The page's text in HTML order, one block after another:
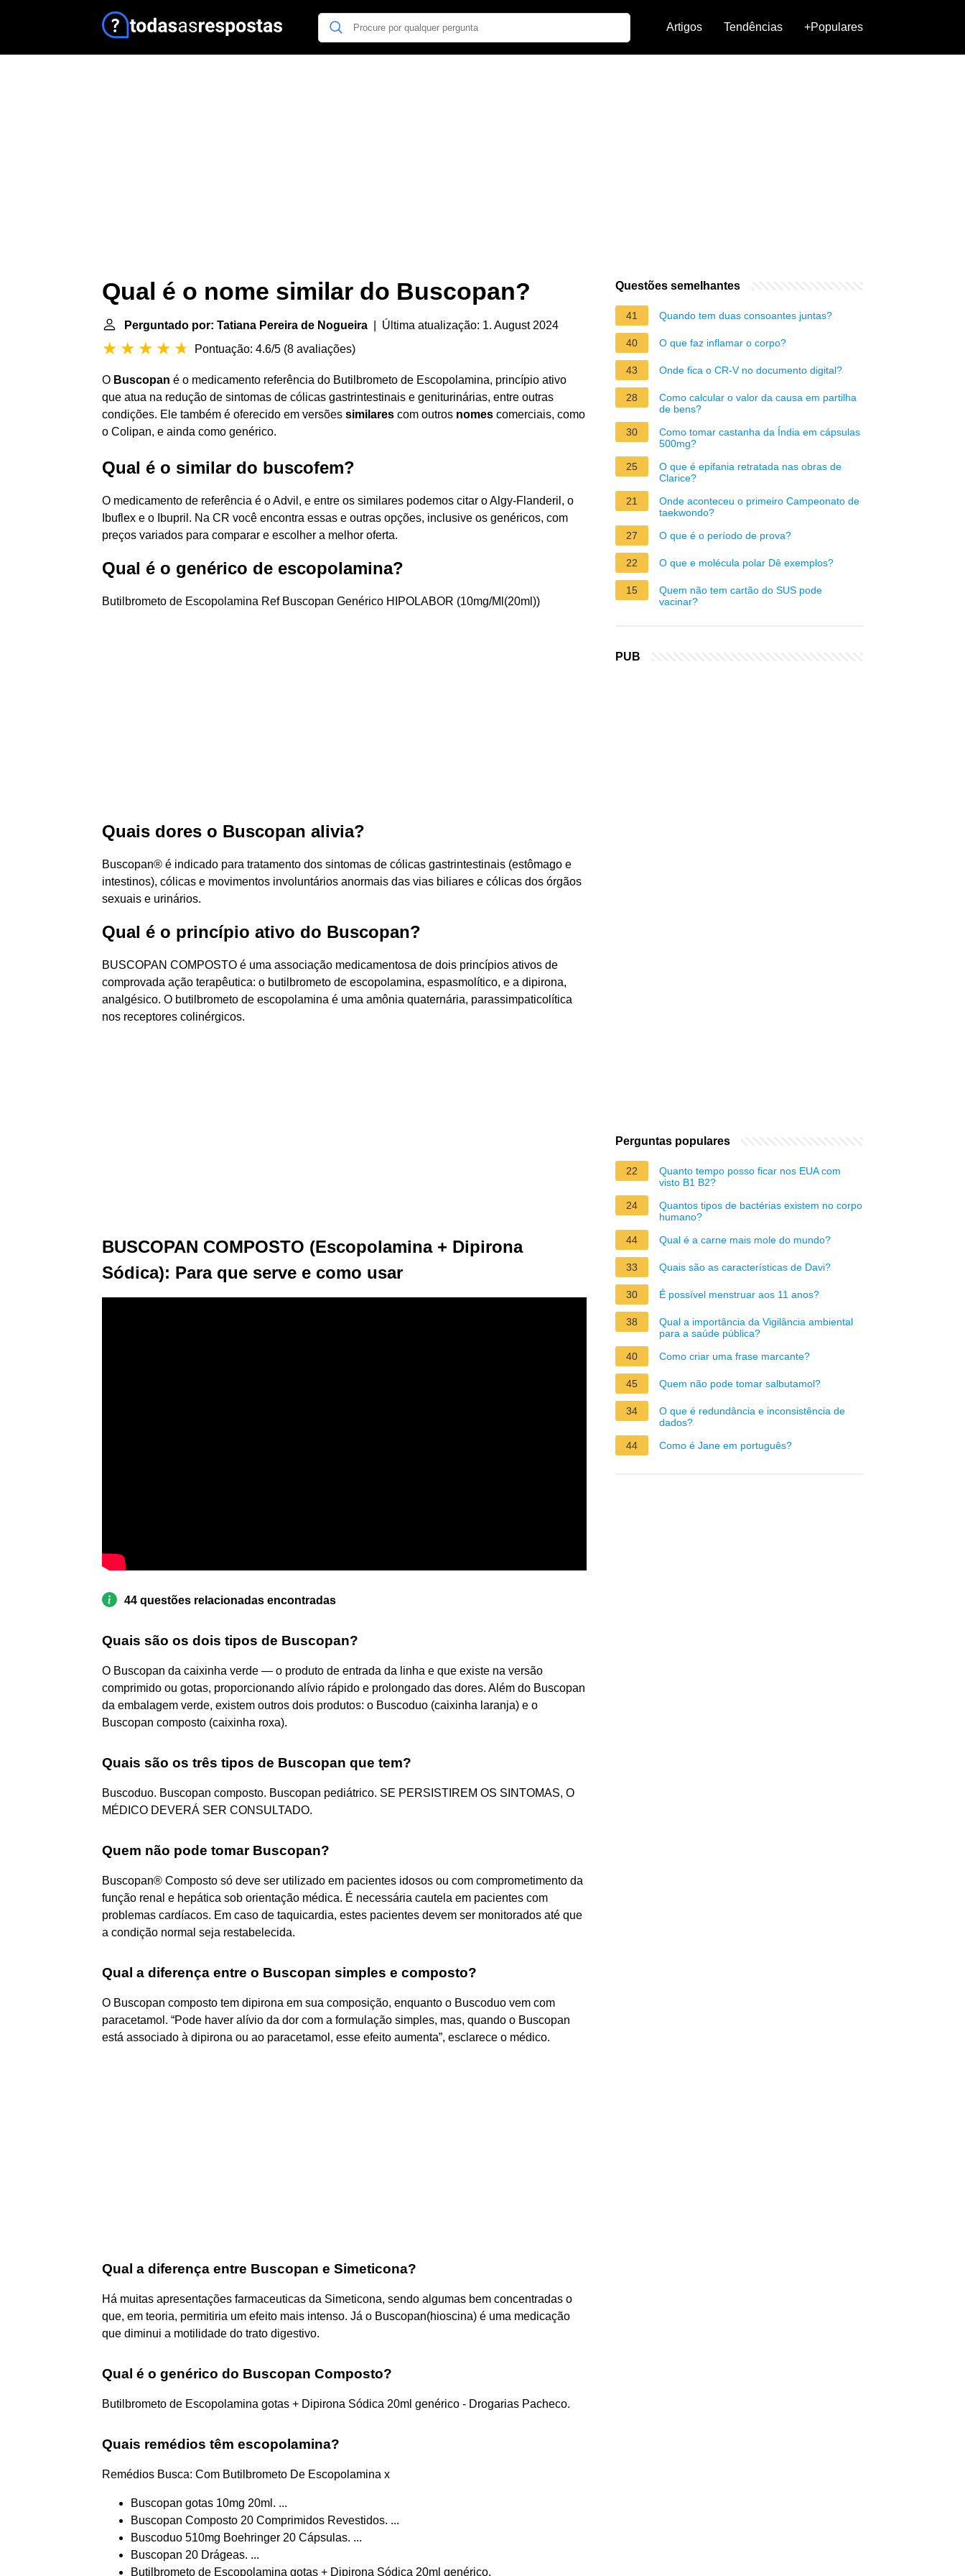
Artigos Tendências +Populares
Qual é o nome similar do Buscopan?
Perguntado por: Tatiana Pereira de Nogueira | Última atualização: 1. August 2024
Pontuação: 4.6/5 (8 avaliações)
O Buscopan é o medicamento referência do Butilbrometo de Escopolamina, princípio ativo
que atua na redução de sintomas de cólicas gastrintestinais e geniturinárias, entre outras
condições. Ele também é oferecido em versões similares com outros nomes comerciais, como
o Colipan, e ainda como genérico.
Qual é o similar do buscofem?
O medicamento de referência é o Advil, e entre os similares podemos citar o Algy-Flanderil, o
Ibuflex e o Ibupril. Na CR você encontra essas e outras opções, inclusive os genéricos, com
preços variados para comparar e escolher a melhor oferta.
Qual é o genérico de escopolamina?
Butilbrometo de Escopolamina Ref Buscopan Genérico HIPOLABOR (10mg/Ml(20ml))
Quais dores o Buscopan alivia?
Buscopan® é indicado para tratamento dos sintomas de cólicas gastrintestinais (estômago e
intestinos), cólicas e movimentos involuntários anormais das vias biliares e cólicas dos órgãos
sexuais e urinários.
Qual é o princípio ativo do Buscopan?
BUSCOPAN COMPOSTO é uma associação medicamentosa de dois princípios ativos de
comprovada ação terapêutica: o butilbrometo de escopolamina, espasmolítico, e a dipirona,
analgésico. O butilbrometo de escopolamina é uma amônia quaternária, parassimpaticolítica
nos receptores colinérgicos.
BUSCOPAN COMPOSTO (Escopolamina + Dipirona
Sódica): Para que serve e como usar
44 questões relacionadas encontradas
Quais são os dois tipos de Buscopan?
O Buscopan da caixinha verde — o produto de entrada da linha e que existe na versão
comprimido ou gotas, proporcionando alívio rápido e prolongado das dores. Além do Buscopan
da embalagem verde, existem outros dois produtos: o Buscoduo (caixinha laranja) e o
Buscopan composto (caixinha roxa).
Quais são os três tipos de Buscopan que tem?
Buscoduo. Buscopan composto. Buscopan pediátrico. SE PERSISTIREM OS SINTOMAS, O
MÉDICO DEVERÁ SER CONSULTADO.
Quem não pode tomar Buscopan?
Buscopan® Composto só deve ser utilizado em pacientes idosos ou com comprometimento da
função renal e hepática sob orientação médica. É necessária cautela em pacientes com
problemas cardíacos. Em caso de taquicardia, estes pacientes devem ser monitorados até que
a condição normal seja restabelecida.
Qual a diferença entre o Buscopan simples e composto?
O Buscopan composto tem dipirona em sua composição, enquanto o Buscoduo vem com
paracetamol. “Pode haver alívio da dor com a formulação simples, mas, quando o Buscopan
está associado à dipirona ou ao paracetamol, esse efeito aumenta”, esclarece o médico.
Qual a diferença entre Buscopan e Simeticona?
Há muitas apresentações farmaceuticas da Simeticona, sendo algumas bem concentradas o
que, em teoria, permitiria um efeito mais intenso. Já o Buscopan(hioscina) é uma medicação
que diminui a motilidade do trato digestivo.
Qual é o genérico do Buscopan Composto?
Butilbrometo de Escopolamina gotas + Dipirona Sódica 20ml genérico - Drogarias Pacheco.
Quais remédios têm escopolamina?
Remédios Busca: Com Butilbrometo De Escopolamina x
Buscopan gotas 10mg 20ml. ...
Buscopan Composto 20 Comprimidos Revestidos. ...
Buscoduo 510mg Boehringer 20 Cápsulas. ...
Buscopan 20 Drágeas. ...
Butilbrometo de Escopolamina gotas + Dipirona Sódica 20ml genérico.
Questões semelhantes
41 Quando tem duas consoantes juntas?
40 O que faz inflamar o corpo?
43 Onde fica o CR-V no documento digital?
28
Como calcular o valor da causa em partilha
de bens?
30
Como tomar castanha da Índia em cápsulas
500mg?
25
O que é epifania retratada nas obras de
Clarice?
21
Onde aconteceu o primeiro Campeonato de
taekwondo?
27
O que é o período de prova?
22 O que e molécula polar Dê exemplos?
15
Quem não tem cartão do SUS pode
vacinar?
PUB
Perguntas populares
22
Quanto tempo posso ficar nos EUA com
visto B1 B2?
24
Quantos tipos de bactérias existem no corpo
humano?
44
Qual é a carne mais mole do mundo?
33 Quais são as características de Davi?
30 É possível menstruar aos 11 anos?
38
Qual a importância da Vigilância ambiental
para a saúde pública?
40
Como criar uma frase marcante?
45 Quem não pode tomar salbutamol?
34
O que é redundância e inconsistência de
dados?
44
Como é Jane em português?